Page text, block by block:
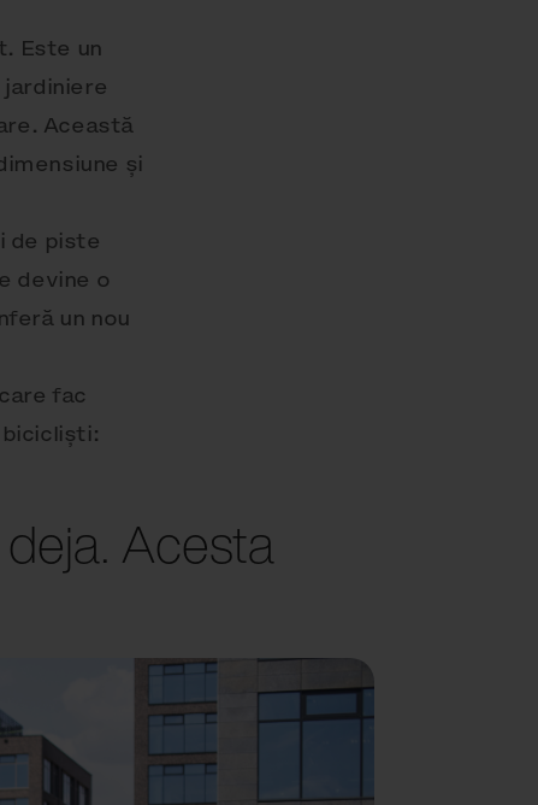
Este un
Această
și
de piste
devine o
un nou
fac
Acesta